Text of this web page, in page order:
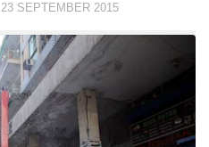
23 SEPTEMBER 2015